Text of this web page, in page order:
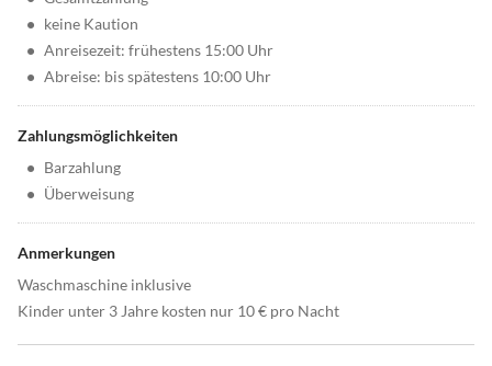
• keine Kaution
• Anreisezeit: frühestens 15:00 Uhr
• Abreise: bis spätestens 10:00 Uhr
Zahlungsmöglichkeiten
• Barzahlung
• Überweisung
Anmerkungen
Waschmaschine inklusive
Kinder unter 3 Jahre kosten nur 10 € pro Nacht